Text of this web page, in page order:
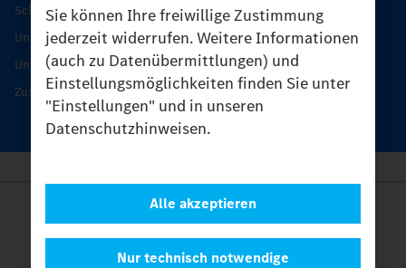
Sie können Ihre freiwillige Zustimmung
jederzeit widerrufen. Weitere Informationen
(auch zu Datenübermittlungen) und
Einstellungsmöglichkeiten finden Sie unter
"Einstellungen" und in unseren
Datenschutzhinweisen.
Nur technisch notwendige
Alle akzeptieren
Schutz und Werterhalt
Unimog Serviceangebot
Unimog Servicetage
Zusatzleistungen
Anbieter
Kontakt